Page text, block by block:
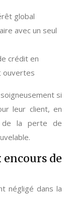
global
avec un seul
crédit en
ouvertes
si
leur client, en
de la perte de
de
négligé dans la